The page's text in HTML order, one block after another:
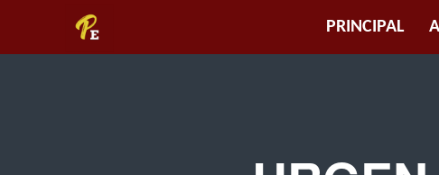
PRINCIPAL